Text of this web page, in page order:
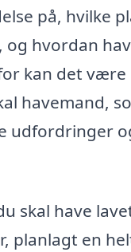
på, hvilke
og hvordan
kan det være
havemand,
udfordringer
skal have
planlagt en